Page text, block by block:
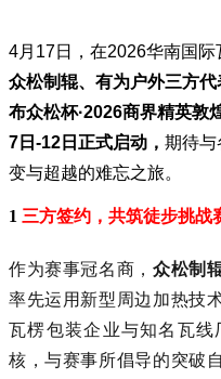
4月17日，在2026华南国际
众松制辊、有为户外三方
布众松杯·2026商界精英敦
7日-12日正式启动， 期待与
变与超越的难忘之旅。
1 三方签约，共筑徒步挑战
作为赛事冠名商， 众松制
率先运用新型周边加热技
瓦楞包装企业与知名 瓦线
核，与赛事所倡导的突破